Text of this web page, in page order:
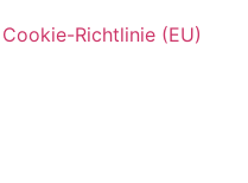
Cookie-Richtlinie (EU)